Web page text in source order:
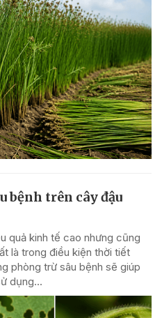
bệnh trên cây đậu
quả kinh tế cao nhưng cũng
là trong điều kiện thời tiết
phòng trừ sâu bệnh sẽ giúp
dụng...